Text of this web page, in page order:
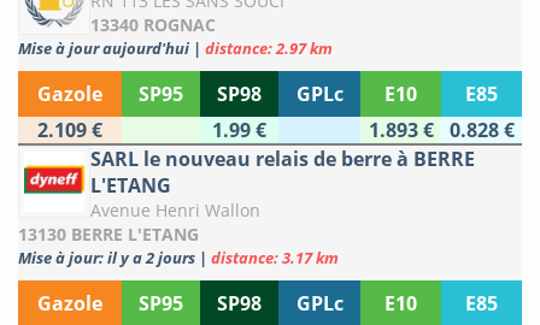
13340 ROGNAC
Mise à jour aujourd'hui | distance: 2.97 km
Gazole SP95 SP98 GPLc E10
E85
2.109 €
1.99 € 1.893 €
0.828 €
SARL le nouveau relais de berre à BERRE
L'ETANG
Avenue Henri Wallon
13130 BERRE L'ETANG
Mise à jour: il y a 2 jours | distance: 3.17 km
Gazole SP95 SP98 GPLc E10
E85